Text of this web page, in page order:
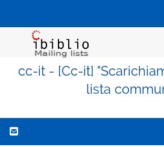
cc-it - [Cc-it]
lista